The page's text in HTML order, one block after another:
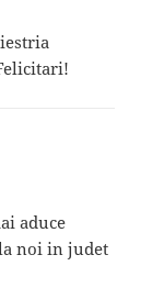
aduce
noi in judet